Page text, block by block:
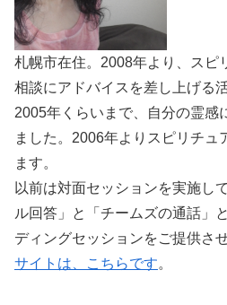
札幌市在住。2008年より、スピ
相談にアドバイスを差し上げる
2005年くらいまで、自分の霊感
ました。2006年よりスピリチュ
ます。
以前は対面セッションを実施し
ル回答」と「チームズの通話」
ディングセッションをご提供さ
サイトは、こちらです。